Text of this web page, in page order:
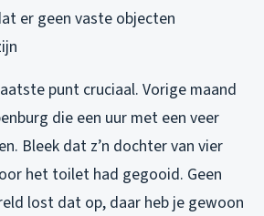
er geen vaste objecten
punt cruciaal. Vorige maand
die een uur met een veer
Bleek dat z’n dochter van vier
het toilet had gegooid. Geen
lost dat op, daar heb je gewoon